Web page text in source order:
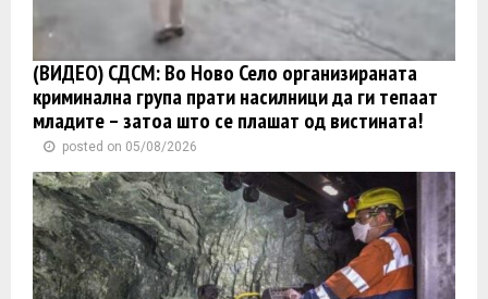
(ВИДЕО) СДСМ: Во Ново Село организираната
криминална група прати насилници да ги тепаат
младите – затоа што се плашат од вистината!
posted on 05/08/2026